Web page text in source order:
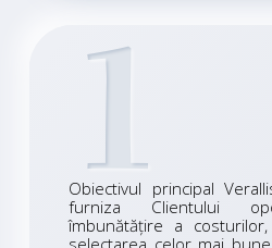
1
Obiectivul principal
furniza Clientului
îmbunătățire a
selectarea celor mai